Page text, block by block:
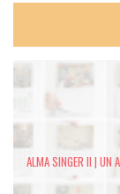
ALMA SINGER II | UN